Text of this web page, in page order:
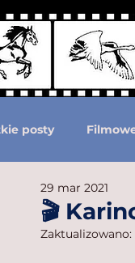
posty
Podział według ras
🎬
29 mar 2021
Zaktualizowano: